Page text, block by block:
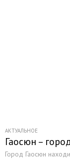
АКТУАЛЬНОЕ
Гаосюн –
Город Гаосюн